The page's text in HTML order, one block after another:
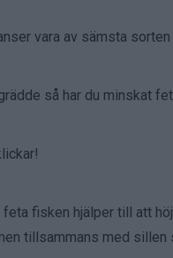
vara av sämsta
så har du minskat
fisken hjälper till att
tillsammans med sillen